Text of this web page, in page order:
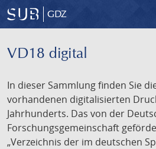
GDZ
VD18 digital
In dieser Sammlung finden Sie
vorhandenen digitalisierten
Jahrhunderts. Das von der
Forschungsgemeinschaft
„Verzeichnis der im deutschen